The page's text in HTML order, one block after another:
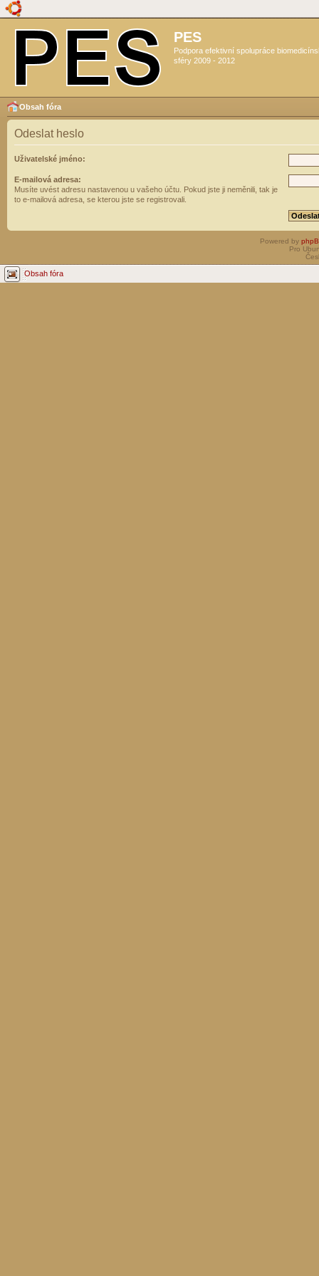
PES
Podpora efektivní spolupráce
sféry 2009 - 2012
Obsah fóra
Odeslat heslo
Uživatelské jméno:
E-mailová adresa:
Musíte uvést adresu nastavenou u vašeho účtu. Pokud jste ji neměnili, tak je
to e-mailová adresa, se kterou jste se registrovali.
Powered by
Pro
Obsah fóra